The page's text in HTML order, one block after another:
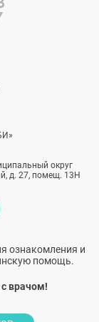
округ
д. 27, помещ. 13Н
ознакомления и
помощь.
с врачом!